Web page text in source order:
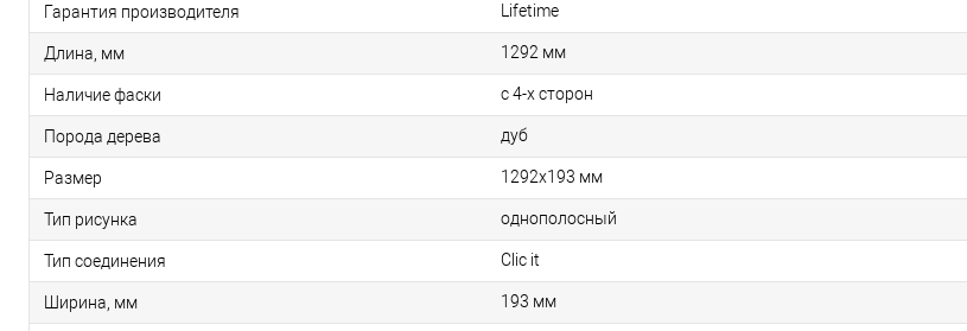
Гарантия производителя Lifetime
Длина, мм 1292 мм
Наличие фаски с 4-х сторон
Порода дерева дуб
Размер 1292x193 мм
Тип рисунка однополосный
Тип соединения Clic it
Ширина, мм 193 мм